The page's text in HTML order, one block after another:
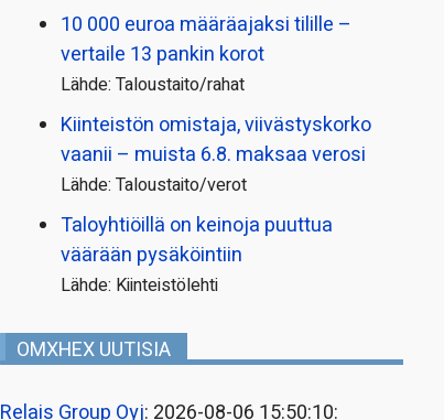
10 000 euroa määräajaksi tilille –
vertaile 13 pankin korot
Lähde: Taloustaito/rahat
Kiinteistön omistaja, viivästyskorko
vaanii – muista 6.8. maksaa verosi
Lähde: Taloustaito/verot
Taloyhtiöillä on keinoja puuttua
väärään pysäköintiin
Lähde: Kiinteistölehti
OMXHEX UUTISIA
Relais Group Oyj: 2026-08-06 15:50:10: